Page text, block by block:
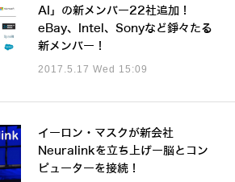
AI」の新メンバー22社追加！
eBay、Intel、Sonyなど錚々たる
新メンバー！
2017.5.17 Wed 15:09
イーロン・マスクが新会社
Neuralinkを立ち上げー脳とコン
ピューターを接続！